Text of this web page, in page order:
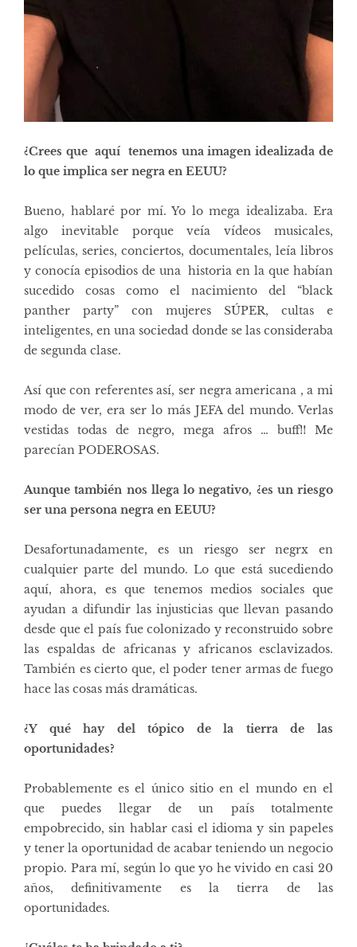
¿Crees que aquí tenemos una imagen idealizada de
lo que implica ser negra en EEUU?
Bueno, hablaré por mí. Yo lo mega idealizaba. Era
algo inevitable porque veía vídeos musicales,
películas, series, conciertos, documentales, leía libros
y conocía episodios de una historia en la que habían
sucedido cosas como el nacimiento del “black
panther party” con mujeres SÚPER, cultas e
inteligentes, en una sociedad donde se las consideraba
de segunda clase.
Así que con referentes así, ser negra americana , a mi
modo de ver, era ser lo más JEFA del mundo. Verlas
vestidas todas de negro, mega afros … buff!! Me
parecían PODEROSAS.
Aunque también nos llega lo negativo, ¿es un riesgo
ser una persona negra en EEUU?
Desafortunadamente, es un riesgo ser negrx en
cualquier parte del mundo. Lo que está sucediendo
aquí, ahora, es que tenemos medios sociales que
ayudan a difundir las injusticias que llevan pasando
desde que el país fue colonizado y reconstruido sobre
las espaldas de africanas y africanos esclavizados.
También es cierto que, el poder tener armas de fuego
hace las cosas más dramáticas.
¿Y qué hay del tópico de la tierra de las
oportunidades?
Probablemente es el único sitio en el mundo en el
que puedes llegar de un país totalmente
empobrecido, sin hablar casi el idioma y sin papeles
y tener la oportunidad de acabar teniendo un negocio
propio. Para mí, según lo que yo he vivido en casi 20
años, definitivamente es la tierra de las
oportunidades.